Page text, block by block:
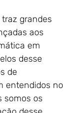
grandes
aos
em
desse
de
entendidos no
somos os